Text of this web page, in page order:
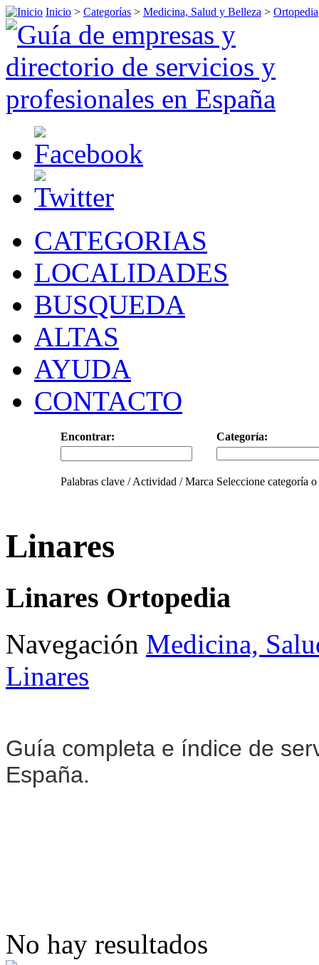
Inicio > Categorías > Medicina, Salud y Belleza > Ortopedia
CATEGORIAS
LOCALIDADES
BUSQUEDA
ALTAS
AYUDA
CONTACTO
Encontrar: Categoría:
Palabras clave / Actividad / Marca Seleccione categoría
Linares
Linares Ortopedia
Navegación Medicina,
Linares
Guía completa e índice de
España.
No hay resultados